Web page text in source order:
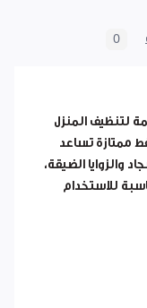
0
لتنظيف المنزل
ممتازة تساعد
والزوايا الضيقة،
للاستخدام